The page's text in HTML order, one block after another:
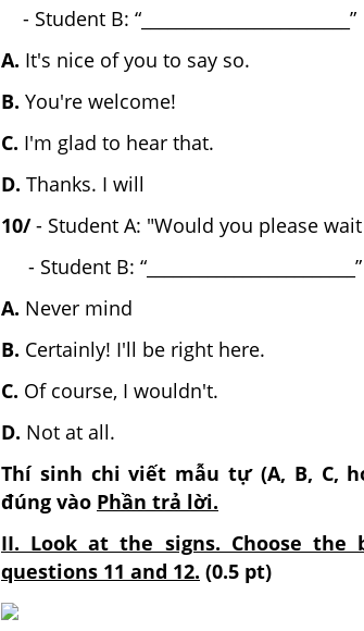
- Student B: “________________________”
A. It's nice of you to
B. You're welcome!
C. I'm glad to
D. Thanks. I will
10/- Student A: "Would you please
- Student B: “________________________”
A. Never
B. Certainly! I'll be right here.
C. Of course, I
D. Not at all.
Thí sinh chi viết mẫu tự (A, B, C,
đúng vào Phần trả lời.
II. Look at the signs. Choose the
questions 11 and 12. (0.5 pt)